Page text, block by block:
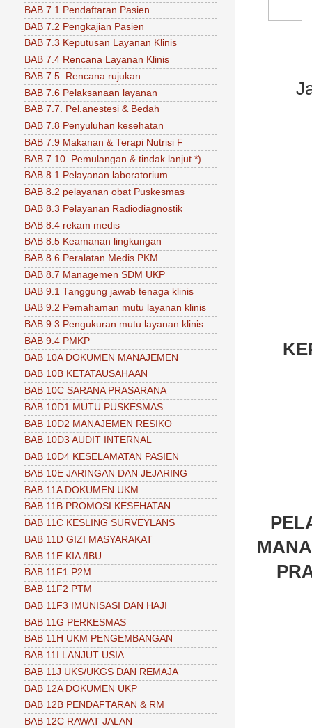
J
BAB 7.1 Pendaftaran Pasien
BAB 7.2 Pengkajian Pasien
BAB 7.3 Keputusan Layanan Klinis
BAB 7.4 Rencana Layanan Klinis
BAB 7.5. Rencana rujukan
BAB 7.6 Pelaksanaan layanan
BAB 7.7. Pel.anestesi & Bedah
BAB 7.8 Penyuluhan kesehatan
BAB 7.9 Makanan & Terapi Nutrisi F
BAB 7.10. Pemulangan & tindak lanjut *)
BAB 8.1 Pelayanan laboratorium
BAB 8.2 pelayanan obat Puskesmas
BAB 8.3 Pelayanan Radiodiagnostik
BAB 8.4 rekam medis
BAB 8.5 Keamanan lingkungan
BAB 8.6 Peralatan Medis PKM
BAB 8.7 Managemen SDM UKP
BAB 9.1 Tanggung jawab tenaga klinis
BAB 9.2 Pemahaman mutu layanan klinis
BAB 9.3 Pengukuran mutu layanan klinis
BAB 9.4 PMKP
BAB 10A DOKUMEN MANAJEMEN
BAB 10B KETATAUSAHAAN
BAB 10C SARANA PRASARANA
BAB 10D1 MUTU PUSKESMAS
BAB 10D2 MANAJEMEN RESIKO
BAB 10D3 AUDIT INTERNAL
BAB 10D4 KESELAMATAN PASIEN
BAB 10E JARINGAN DAN JEJARING
BAB 11A DOKUMEN UKM
BAB 11B PROMOSI KESEHATAN
BAB 11C KESLING SURVEYLANS
BAB 11D GIZI MASYARAKAT
BAB 11E KIA /IBU
BAB 11F1 P2M
BAB 11F2 PTM
BAB 11F3 IMUNISASI DAN HAJI
BAB 11G PERKESMAS
BAB 11H UKM PENGEMBANGAN
BAB 11I LANJUT USIA
BAB 11J UKS/UKGS DAN REMAJA
BAB 12A DOKUMEN UKP
BAB 12B PENDAFTARAN & RM
BAB 12C RAWAT JALAN